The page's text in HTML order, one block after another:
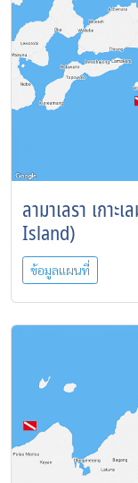
ลามาเลรา เกา
Island)
ข้อมูลแผนที่